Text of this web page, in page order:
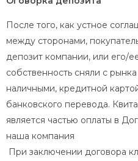
После того, как устное
между сторонами,
депозит компании, или его/
собственность сняли с
наличными, кредитной
банковского перевода.
является частью оплаты в
наша компания
При заключении договора